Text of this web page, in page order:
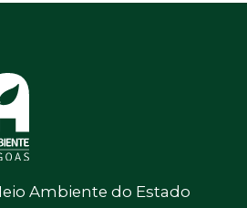
Ambiente do Estado